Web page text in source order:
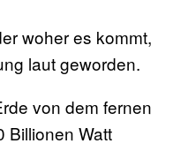
woher es kommt,
laut geworden.
von dem fernen
Billionen Watt